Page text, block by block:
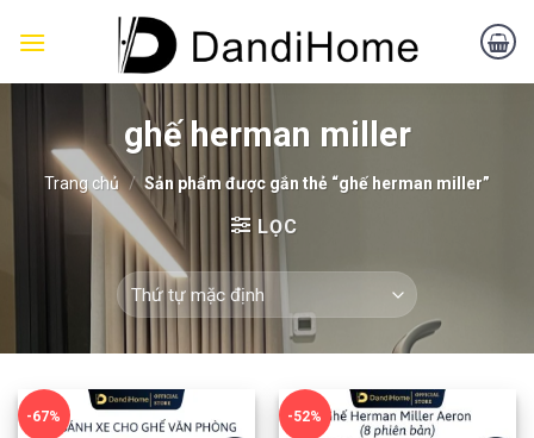
ghế herman miller
Trang chủ / Sản phẩm được gắn thẻ “ghế herman miller”
LỌC
-67% -52%